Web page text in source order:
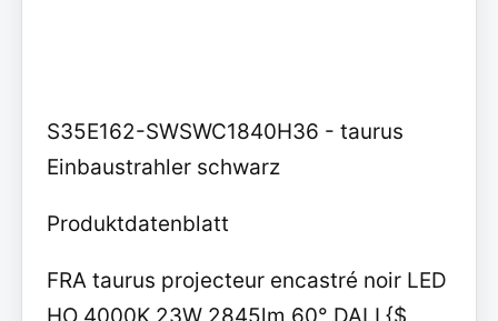
S35E162-SWSWC1840H36 - taurus
Einbaustrahler schwarz
Produktdatenblatt
FRA taurus projecteur encastré noir LED
HO 4000K 23W 2845lm 60° DALI {$